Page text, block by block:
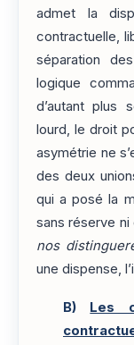
admet la
contractuelle,
séparation
logique
d’autant plus
lourd, le droit
asymétrie ne
des deux
qui a posé la
sans réserve ni
nos
une dispense,
B) Les